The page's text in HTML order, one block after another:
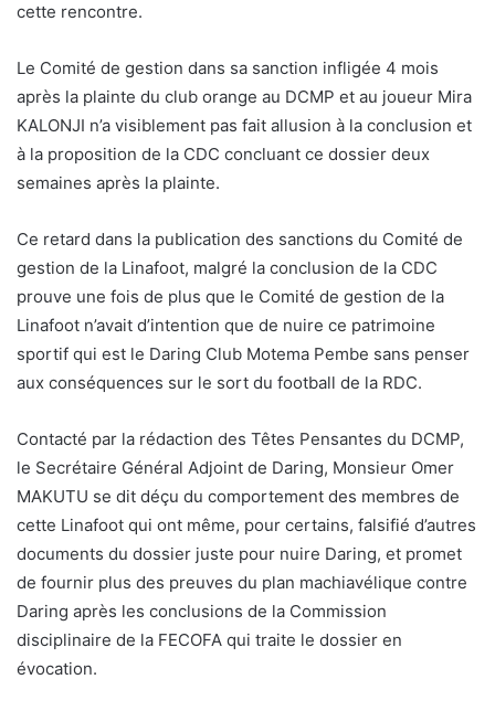
cette rencontre.
Le Comité de gestion dans sa sanction infligée 4 mois
après la plainte du club orange au DCMP et au joueur Mira
KALONJI n’a visiblement pas fait allusion à la conclusion et
à la proposition de la CDC concluant ce dossier deux
semaines après la plainte.
Ce retard dans la publication des sanctions du Comité de
gestion de la Linafoot, malgré la conclusion de la CDC
prouve une fois de plus que le Comité de gestion de la
Linafoot n’avait d’intention que de nuire ce patrimoine
sportif qui est le Daring Club Motema Pembe sans penser
aux conséquences sur le sort du football de la RDC.
Contacté par la rédaction des Têtes Pensantes du DCMP,
le Secrétaire Général Adjoint de Daring, Monsieur Omer
MAKUTU se dit déçu du comportement des membres de
cette Linafoot qui ont même, pour certains, falsifié d’autres
documents du dossier juste pour nuire Daring, et promet
de fournir plus des preuves du plan machiavélique contre
Daring après les conclusions de la Commission
disciplinaire de la FECOFA qui traite le dossier en
évocation.